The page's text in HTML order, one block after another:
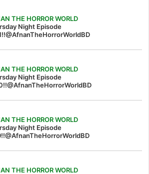
THE HORROR WORLD
Night Episode
THE HORROR WORLD
Night Episode
THE HORROR WORLD
Night Episode
THE HORROR WORLD